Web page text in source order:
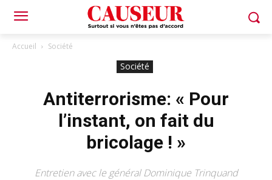
Accueil Société
Société
Antiterrorisme: « Pour
l’instant, on fait du
bricolage ! »
Entretien avec le général Dominique Trinquand